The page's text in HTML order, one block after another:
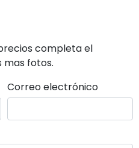
completa el
fotos.
Correo electrónico